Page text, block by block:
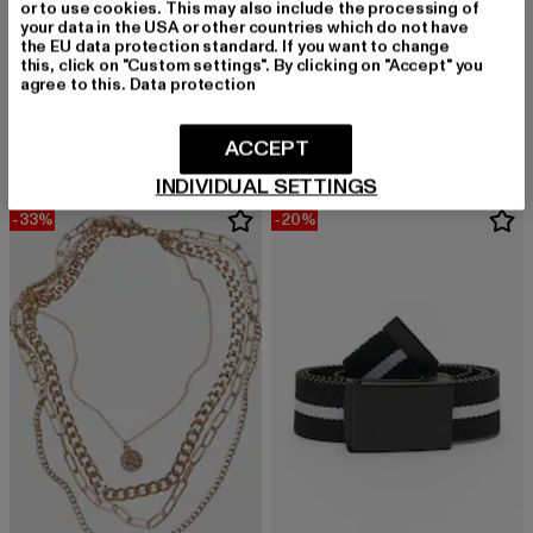
URBAN CLASSICS
Sunglasses Retro Funk UC
Derzeitiger Preis: 12,99 EURAktionspreis: 19,99 EUR
URBAN CLASSICS
11,69 EUR
Derzeitiger Preis: 11,69 EUR
12,99 EUR
-33% -20%
or to use cookies. This may also include the processing of
your data in the USA or other countries which do not have
the EU data protection standard. If you want to change
this, click on "Custom settings". By clicking on "Accept" you
agree to this. Data protection
INDIVIDUAL SETTINGS
ACCEPT